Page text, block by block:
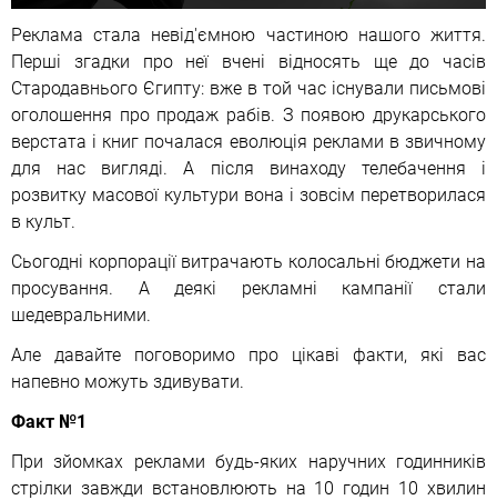
Реклама стала невід'ємною частиною нашого життя.
Перші згадки про неї вчені відносять ще до часів
Стародавнього Єгипту: вже в той час існували письмові
оголошення про продаж рабів. З появою друкарського
верстата і книг почалася еволюція реклами в звичному
для нас вигляді. А після винаходу телебачення і
розвитку масової культури вона і зовсім перетворилася
в культ.
Сьогодні корпорації витрачають колосальні бюджети на
просування. А деякі рекламні кампанії стали
шедевральними.
Але давайте поговоримо про цікаві факти, які вас
напевно можуть здивувати.
Факт №1
При зйомках реклами будь-яких наручних годинників
стрілки завжди встановлюють на 10 годин 10 хвилин